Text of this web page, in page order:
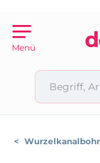
Menü
<